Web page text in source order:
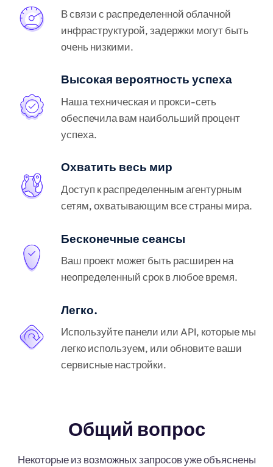
В связи с распределенной облачной
инфраструктурой, задержки могут быть
очень низкими.
Высокая вероятность успеха
Наша техническая и прокси-сеть
обеспечила вам наибольший процент
успеха.
Охватить весь мир
Доступ к распределенным агентурным
сетям, охватывающим все страны мира.
Бесконечные сеансы
Ваш проект может быть расширен на
неопределенный срок в любое время.
Легко.
Используйте панели или API, которые мы
легко используем, или обновите ваши
сервисные настройки.
Общий вопрос
Некоторые из возможных запросов уже объяснены